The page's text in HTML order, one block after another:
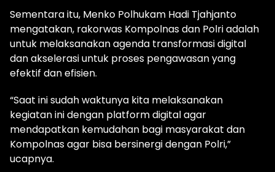
Sementara itu, Menko Polhukam Hadi Tjahjanto
mengatakan, rakorwas Kompolnas dan Polri adalah
untuk melaksanakan agenda transformasi digital
dan akselerasi untuk proses pengawasan yang
efektif dan efisien.
“Saat ini sudah waktunya kita melaksanakan
kegiatan ini dengan platform digital agar
mendapatkan kemudahan bagi masyarakat dan
Kompolnas agar bisa bersinergi dengan Polri,”
ucapnya.